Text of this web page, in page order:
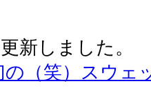
新しました。
の（笑）スウェ